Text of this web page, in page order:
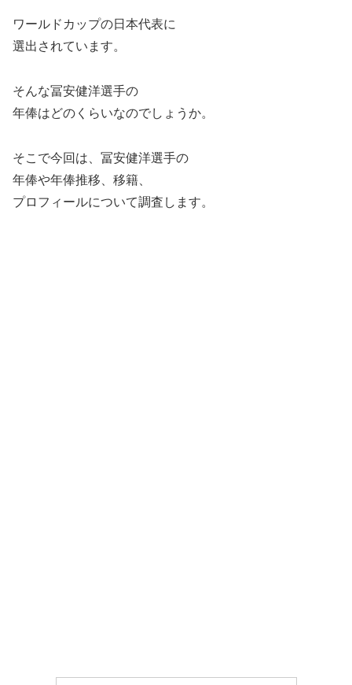
ワールドカップの日本代表に
選出されています。
そんな冨安健洋選手の
年俸はどのくらいなのでしょうか。
そこで今回は、冨安健洋選手の
年俸や年俸推移、移籍、
プロフィールについて調査します。